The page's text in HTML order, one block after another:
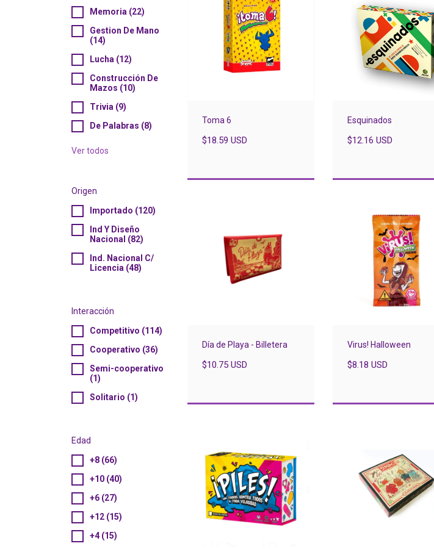
Memoria (22)
Gestion De Mano
(14)
Lucha (12)
Construcción De
Mazos (10)
Trivia (9)
De Palabras (8)
Ver todos
Origen
Importado (120)
Ind Y Diseño
Nacional (82)
Ind. Nacional C/
Licencia (48)
Interacción
Competitivo (114)
Cooperativo (36)
Semi-cooperativo
(1)
Solitario (1)
Edad
+8 (66)
+10 (40)
+6 (27)
+12 (15)
+4 (15)
Toma 6
$18.59 USD
Esquinados
$12.16 USD
Día de Playa - Billetera
$10.75 USD
Virus! Halloween
$8.18 USD